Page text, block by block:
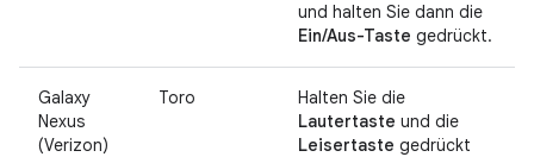
und halten Sie dann die
Ein/Aus-Taste gedrückt.
Galaxy
Nexus
(Verizon)
Toro
Halten Sie die
Lautertaste und die
Leisertaste gedrückt